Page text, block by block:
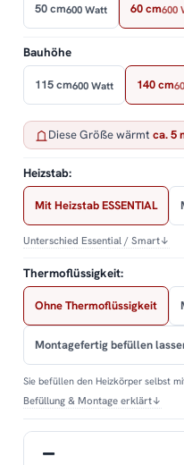
50 cm600 Watt 60 cm600
Bauhöhe
115 cm600 Watt 140 cm
Diese Größe wärmt ca. 5
Heizstab:
Mit Heizstab ESSENTIAL
Unterschied Essential / Smart↓
Thermoflüssigkeit:
Ohne Thermoflüssigkeit
Montagefertig befüllen
Sie befüllen den Heizkörper selbst
Befüllung & Montage erklärt↓